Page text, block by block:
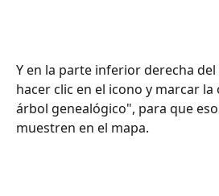
Y en la parte inferior derecha
hacer clic en el icono y marcar
árbol genealógico", para que
muestren en el mapa.